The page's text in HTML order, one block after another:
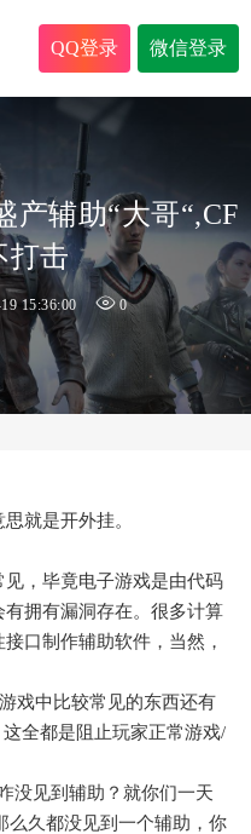
QQ登录 微信登录
产辅助“大哥“,CF
打击
15:36:00 0
就是开外挂。
，毕竟电子游戏是由代码
拥有漏洞存在。很多计算
口制作辅助软件，当然，
戏中比较常见的东西还有
全都是阻止玩家正常游戏/
没见到辅助？就你们一天
么久都没见到一个辅助，你